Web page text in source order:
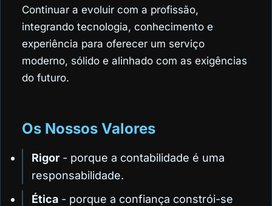
Continuar a evoluir com a profissão,
integrando tecnologia, conhecimento e
experiência para oferecer um serviço
moderno, sólido e alinhado com as exigências
do futuro.
Os Nossos Valores
Rigor - porque a contabilidade é uma
responsabilidade.
Ética - porque a confiança constrói-se